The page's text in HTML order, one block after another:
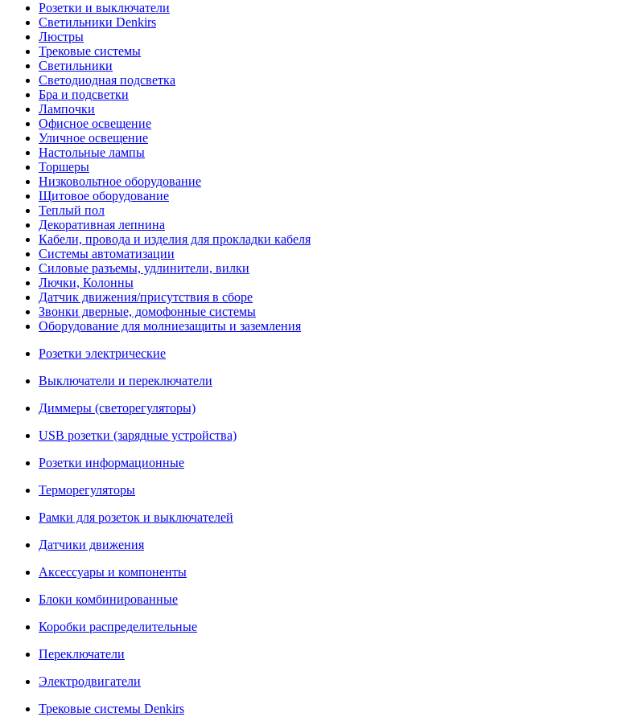
Розетки и выключатели
Светильники Denkirs
Люстры
Трековые системы
Светильники
Светодиодная подсветка
Бра и подсветки
Лампочки
Офисное освещение
Уличное освещение
Настольные лампы
Торшеры
Низковольтное оборудование
Щитовое оборудование
Теплый пол
Декоративная лепнина
Кабели, провода и изделия для прокладки кабеля
Системы автоматизации
Силовые разъемы, удлинители, вилки
Лючки, Колонны
Датчик движения/присутствия в сборе
Звонки дверные, домофонные системы
Оборудование для молниезащиты и заземления
Розетки электрические
Выключатели и переключатели
Диммеры (светорегуляторы)
USB розетки (зарядные устройства)
Розетки информационные
Терморегуляторы
Рамки для розеток и выключателей
Датчики движения
Аксессуары и компоненты
Блоки комбинированные
Коробки распределительные
Переключатели
Электродвигатели
Трековые системы Denkirs